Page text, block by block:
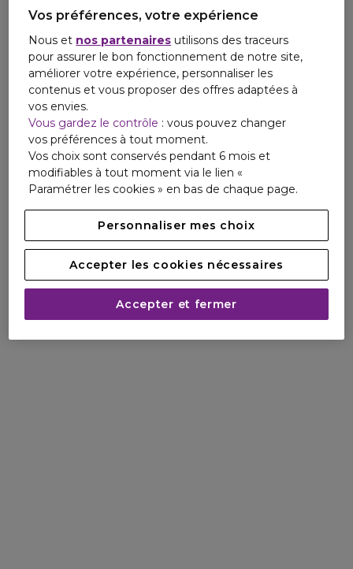
Vos préférences, votre expérience
Nous et nos partenaires utilisons des traceurs
pour assurer le bon fonctionnement de notre site,
améliorer votre expérience, personnaliser les
contenus et vous proposer des offres adaptées à
vos envies.
Vous gardez le contrôle : vous pouvez changer
vos préférences à tout moment.
Vos choix sont conservés pendant 6 mois et
modifiables à tout moment via le lien «
Paramétrer les cookies » en bas de chaque page.
Personnaliser mes choix
Accepter les cookies nécessaires
Accepter et fermer